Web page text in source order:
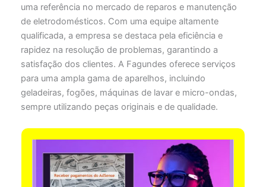
uma referência no mercado de reparos e manutenção
de eletrodomésticos. Com uma equipe altamente
qualificada, a empresa se destaca pela eficiência e
rapidez na resolução de problemas, garantindo a
satisfação dos clientes. A Fagundes oferece serviços
para uma ampla gama de aparelhos, incluindo
geladeiras, fogões, máquinas de lavar e micro-ondas,
sempre utilizando peças originais e de qualidade.